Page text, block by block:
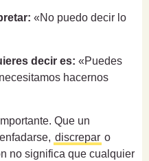
«No puedo decir lo
decir es: «Puedes
hacernos
Que un
discrepar o
no significa que cualquier